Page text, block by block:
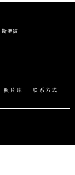
斯聖彼
照片库 联系方式